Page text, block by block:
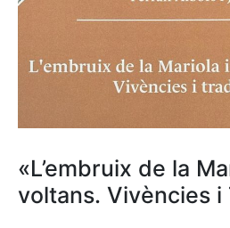
«L’embruix de la
voltans. Vivències i